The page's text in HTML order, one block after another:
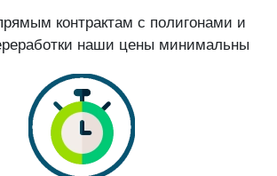
контрактам с полигонами и
наши цены минимальны